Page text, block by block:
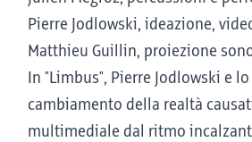
Pierre Jodlowski, ideazione,
Matthieu Guillin, proiezione
In "Limbus", Pierre Jodlowski e
cambiamento della realtà
multimediale dal ritmo